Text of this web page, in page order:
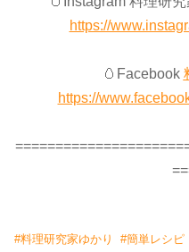
https://
🥚Facebook
https://
#料理研究家ゆかり #簡単レシピ